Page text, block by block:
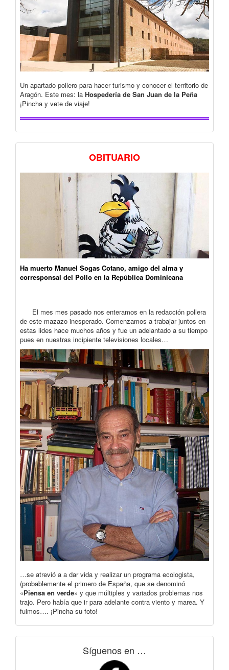
Un apartado pollero para hacer turismo y conocer el territorio de
Aragón. Este mes: la Hospedería de San Juan de la Peña
¡Pincha y vete de viaje!
OBITUARIO
Ha muerto Manuel Sogas Cotano, amigo del alma y
corresponsal del Pollo en la República Dominicana
El mes mes pasado nos enteramos en la redacción pollera
de este mazazo inesperado. Comenzamos a trabajar juntos en
estas lides hace muchos años y fue un adelantado a su tiempo
pues en nuestras incipiente televisiones locales…
…se atrevió a a dar vida y realizar un programa ecologista,
(probablemente el primero de España, que se denominó
«Piensa en verde» y que múltiples y variados problemas nos
trajo. Pero había que ir para adelante contra viento y marea. Y
fuimos…. ¡Pincha su foto!
Síguenos en …